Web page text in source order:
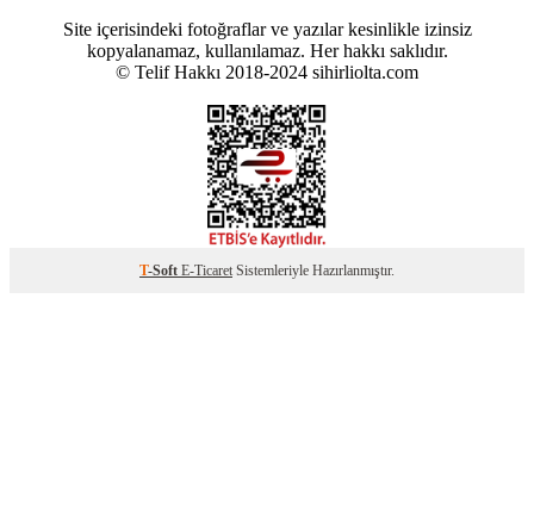
Site içerisindeki fotoğraflar ve yazılar kesinlikle izinsiz
kopyalanamaz, kullanılamaz. Her hakkı saklıdır.
© Telif Hakkı 2018-2024 sihirliolta.com
T-Soft E-Ticaret Sistemleriyle Hazırlanmıştır.